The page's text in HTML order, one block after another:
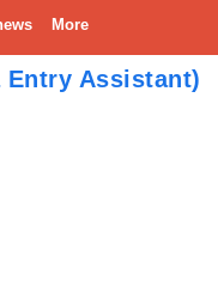
More
Assistant)